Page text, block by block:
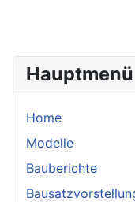
Hauptmenü
Home
Modelle
Bauberichte